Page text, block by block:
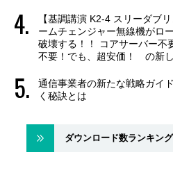
【基調講演 K2-4 スリーダブ
ームチェンジャー無線機がロ
破壊する！！ コアサーバー不
不要！でも、超安価！ の新
通信事業者の新たな戦略ガイ
く秘訣とは
ダウンロード数ランキン